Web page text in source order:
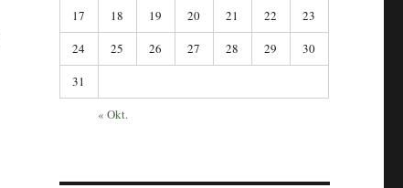
17
18 19 20 21 22
23
24
25 26 27 28 29
30
31
« Okt.